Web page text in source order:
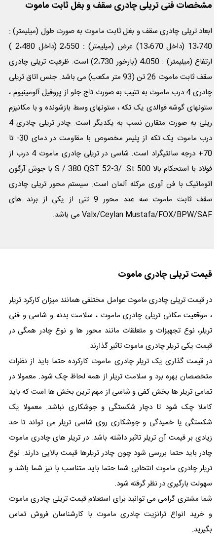
مشخصات فنی تریلی چادری سقف و بغل ثابت ماموت
ابعاد تریلی چادری سقف و بغل ثابت ماموت به صورت طول (میلیمتر) :
13،740 (داخل 13،670) عرض (میلیمتر) : 2،550 (داخل 2،480 )
ارتفاع (میلیمتر) : 4،050 (بارخور 2،730) است. ظرفیت تریلی چادری
سقف ثابت ماموت 26 تن (93 متر مکعب) می باشد. جنس اتاق تریلی
چادری 4 درب ماموت به تتیب به صورت تاج جلو از پروفیل آلومینیوم ،
ستونهای گوشه فوالدی یک تکه ، ستونهای وسط بازشونده و با مکانیزم
ریلی به صورت متقارن نسب به یکدیگر است. چادر تریلی چادری 4
درب ماموت یک تکه از پلیمر مخصوص با مقاومت در دمای 30- تا
70+ درجه سانتیگراد است. شاسی در تریلی چادری ماموت 4 درب از
فولاد با استحکام بالا 500 S / 380 QST 52-3/ .St با جوش آرگون
اتوماتیک با فن آوری مرکله آلمان است. سیستم محور تریلی چادری
سقف ثابت ماموت سه عدد محور 9 تنی از یکی از برند های
Valx/Ceylan Mustafa/FOX/BPW/SAF می باشد.
قیمت تریلی چادری ماموت
در قیمت تریلی چادری ماموت عوامل مختلفی همانند میزان کارکرد تریلر
، موقعیت مکانی تریلی چادری ماموت ، سلامت بدنه و شاسی و فنی
تریلر، نوع تجهیزات و متعلقات مانند محور ها و نوع چادر همگی در
قیمت یکی تریلر چادری ماموت تاثیر گذارند.
در قیمت گذاری یک تریلر چادری ماموت کارکرده حتما باید از نظرات
متخصصان بهره برد و سلامت تریلر از همه لحاظ چک شود. معمولا در
تمامی تریلر ها بخش کفی و شاسی از مهم ترین بخش ها است که باید
کاملا چک شود تا دچار شکستگی و جوشکاری نباشد. معمولا یک
شکستگی یا خمیدگی و جوشکاری روی شاسی تریلر می تواند تا حد
زیادی بر قیمت آن تریلر تاثیر داشته باشد. در تریلر های چادری ماموت
چادر باید حتما بررسی شود چون چادر تریلرها قیمت بالایی دارند. نوع
تریلر چادری ماموت انتخابی شما حتما باید متناسب با نیز شما باشد و
سهولت بارگیری در نظر گرفته شود.
شما مشتری گرامی می توانید برای استعلام قیمت تریلی چادری ماموت
و خرید انواع ترانزیت چادری ماموت با کارشناسان فروش تماس
بگیرید.